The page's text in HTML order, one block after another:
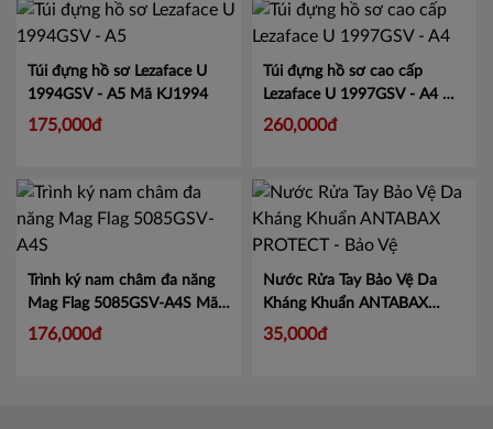
Túi đựng hồ sơ Lezaface U
1994GSV - A5 Mã KJ1994
175,000đ
Túi đựng hồ sơ cao cấp
Lezaface U 1997GSV - A4 Mã
KJ1997
260,000đ
Trình ký nam châm đa năng
Mag Flag 5085GSV-A4S Mã
KJ5085
176,000đ
Nước Rửa Tay Bảo Vệ Da
Kháng Khuẩn ANTABAX
PROTECT - Bảo Vệ
35,000đ